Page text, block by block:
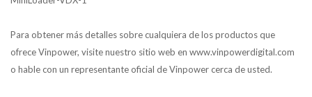
Para obtener más detalles sobre cualquiera de los productos que
ofrece Vinpower, visite nuestro sitio web en www.vinpowerdigital.com
o hable con un representante oficial de Vinpower cerca de usted.